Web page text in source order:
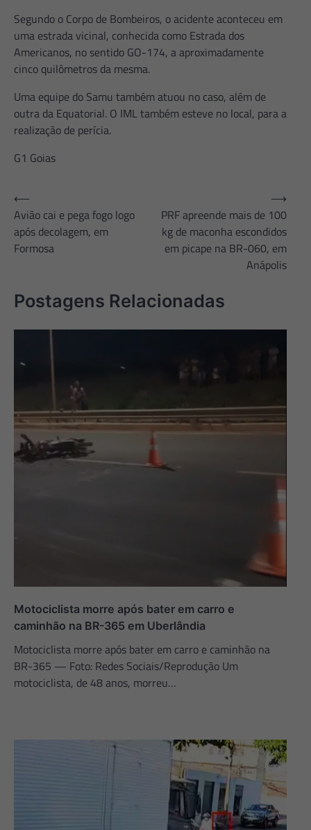
Segundo o Corpo de Bombeiros, o acidente aconteceu em
uma estrada vicinal, conhecida como Estrada dos
Americanos, no sentido GO-174, a aproximadamente
cinco quilômetros da mesma.
Uma equipe do Samu também atuou no caso, além de
outra da Equatorial. O IML também esteve no local, para a
realização de perícia.
G1 Goias
Navegação
de
Post
⟵
Avião cai e pega fogo logo
após decolagem, em
Formosa
PRF apreende mais de 100
kg de maconha escondidos
em picape na BR-060, em
Anápolis
⟶
Postagens Relacionadas
Motociclista morre após bater em carro e
caminhão na BR-365 em Uberlândia
Motociclista morre após bater em carro e caminhão na
BR-365 — Foto: Redes Sociais/Reprodução Um
motociclista, de 48 anos, morreu…